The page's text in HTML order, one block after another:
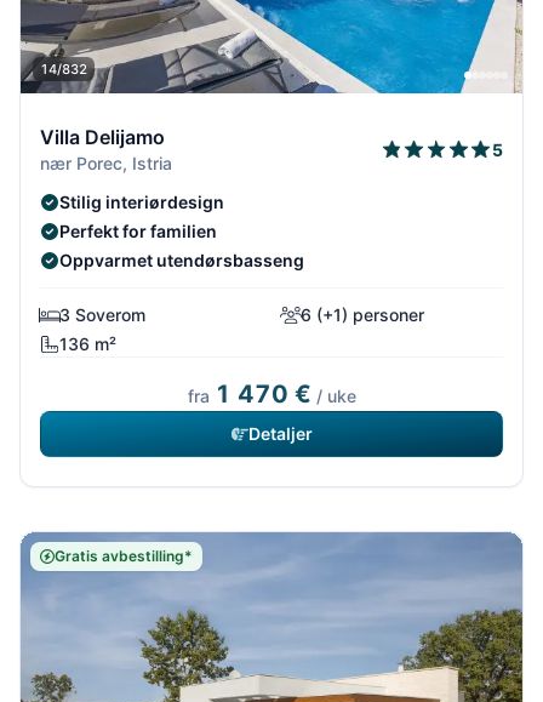
14/832
Villa Delijamo
nær Porec, Istria
5
Stilig interiørdesign
Perfekt for familien
Oppvarmet utendørsbasseng
3 Soverom
6 (+1) personer
136 m²
fra 1 470 € / uke
Detaljer
Gratis avbestilling*